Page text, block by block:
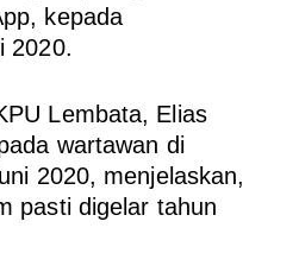
kepada
2020.
Lembata, Elias
wartawan di
2020, menjelaskan,
pasti digelar tahun